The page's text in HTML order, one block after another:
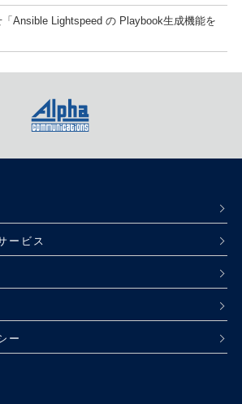
Ansible Lightspeed の Playbook生成機能を
ービス
ー